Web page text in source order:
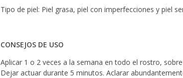
Tipo de piel: Piel grasa, piel con imperfecciones y piel
CONSEJOS DE USO
Aplicar 1 o 2 veces a la semana en todo el rostro,
Dejar actuar durante 5 minutos. Aclarar